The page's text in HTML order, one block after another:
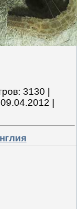
3130
09.04.2012